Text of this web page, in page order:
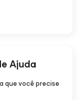
Ajuda
que você precise